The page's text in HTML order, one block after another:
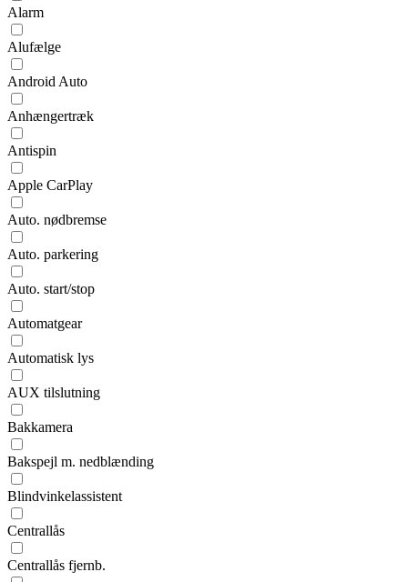
Alarm
Alufælge
Android Auto
Anhængertræk
Antispin
Apple CarPlay
Auto. nødbremse
Auto. parkering
Auto. start/stop
Automatgear
Automatisk lys
AUX tilslutning
Bakkamera
Bakspejl m. nedblænding
Blindvinkelassistent
Centrallås
Centrallås fjernb.